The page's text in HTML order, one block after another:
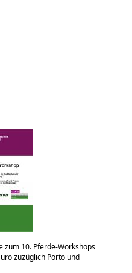
zum 10. Pferde-Workshops
zuzüglich Porto und